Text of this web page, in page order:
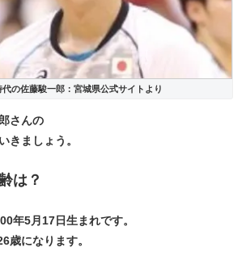
代の佐藤駿一郎：宮城県公式サイトより
さんの
きましょう。
は？
年5月17日生まれです。
歳になります。